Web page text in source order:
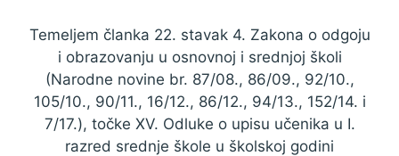
Temeljem članka 22. stavak 4. Zakona o odgoju
i obrazovanju u osnovnoj i srednjoj školi
(Narodne novine br. 87/08., 86/09., 92/10.,
105/10., 90/11., 16/12., 86/12., 94/13., 152/14. i
7/17.), točke XV. Odluke o upisu učenika u I.
razred srednje škole u školskoj godini